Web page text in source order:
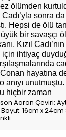
ölümden
sonra
Hepsi de ölü
bir savaşçı
Kızıl
için ihtiyaç
hayatına
anıyı
hiçbir zaman
Aaron Çeviri:
Boyut: 16cm x